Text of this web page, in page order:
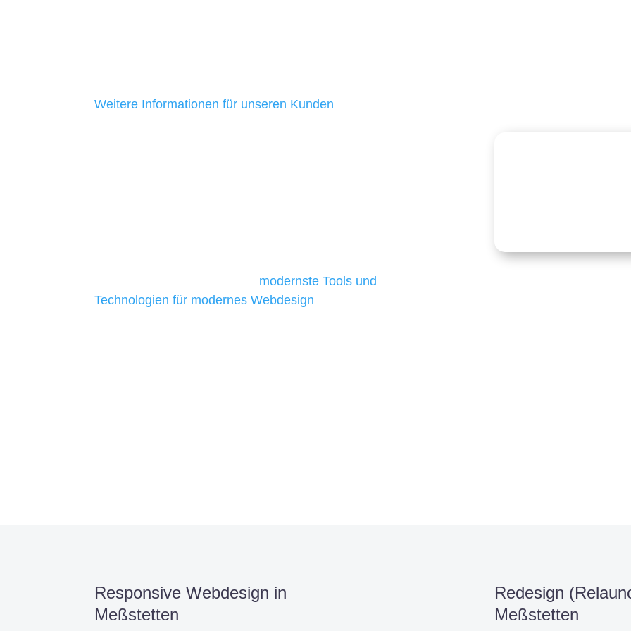
Weitere Informationen für unseren Kunden
modernste Tools und
Technologien für modernes Webdesign
Responsive Webdesign in
Meßstetten
Redesign
Meßstetten